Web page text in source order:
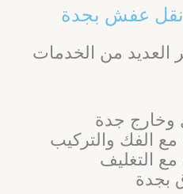
عفش بجدة
العديد من الخدمات
جدة
الفك والتركيب
التغليف
بجدة